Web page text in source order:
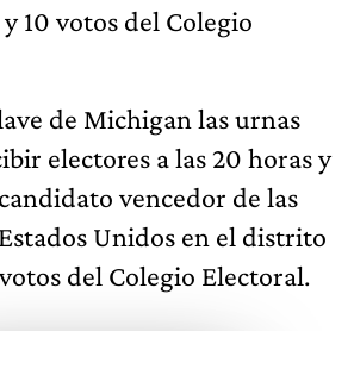
y 10 votos del Colegio
de Michigan las urnas
electores a las 20 horas y
vencedor de las
Unidos en el distrito
del Colegio Electoral.